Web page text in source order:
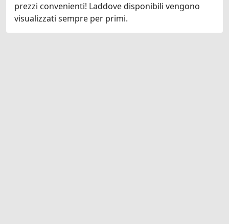
prezzi convenienti! Laddove disponibili vengono
visualizzati sempre per primi.